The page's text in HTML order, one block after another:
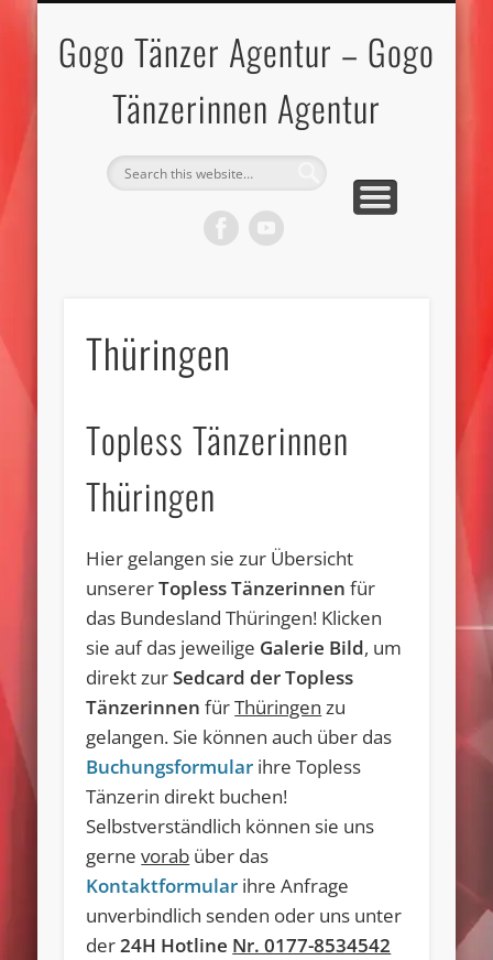
Gogo Tänzer Agentur – Gogo
Tänzerinnen Agentur
Thüringen
Topless Tänzerinnen
Thüringen
Hier gelangen sie zur Übersicht
unsererTopless Tänzerinnen für
das Bundesland Thüringen! Klicken
sie auf das jeweilige Galerie Bild, um
direkt zurSedcard der Topless
Tänzerinnen fürThüringen zu
gelangen. Sie können auch über das
Buchungsformular ihre Topless
Tänzerin direkt buchen!
Selbstverständlich können sie uns
gernevorab über das
Kontaktformular ihre Anfrage
unverbindlich senden oder uns unter
der24H Hotline Nr. 0177-8534542